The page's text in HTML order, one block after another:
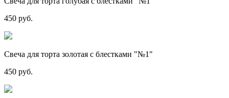
450 руб.
Свеча для торта золотая с блестками "№1"
450 руб.